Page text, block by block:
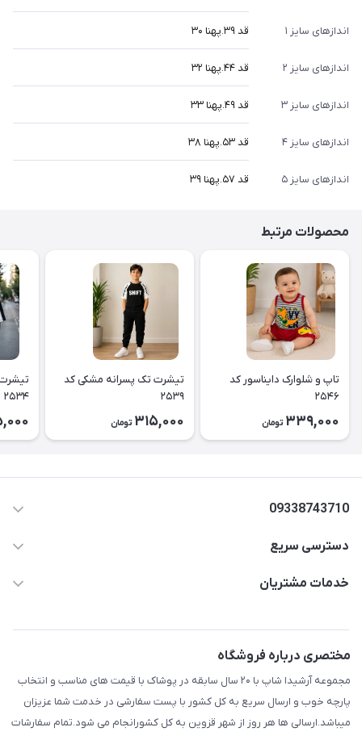
اندازهای سایز ۱ قد ۳۹.پهنا ۳۰
اندازهای سایز ۲ قد ۴۴.پهنا ۳۲
اندازهای سایز ۳ قد ۴۹.پهنا ۳۳
اندازهای سایز ۴ قد ۵۳.پهنا ۳۸
اندازهای سایز ۵ قد ۵۷.پهنا ۳۹
محصولات مرتبط
تاپ و شلوارک دایناسور کد
۲۵۴۶
339,000 تومان
تیشرت تک پسرانه مشکی کد
۲۵۳۹
315,000 تومان
۲۵۳۴
09338743710
دسترسی سریع
حساب کاربری
لیست محصولات
درباره ما
تماس با ما
خدمات مشتریان
مختصری درباره فروشگاه
مجموعه آرشیدا شاپ با ۲۰ سال سابقه در پوشاک با قیمت های مناسب و انتخاب
پارچه خوب و ارسال سریع به کل کشور با پست سفارشی در خدمت شما عزیزان
میباشد.ارسالی ها هر روز از شهر قزوین به کل کشورانجام می شود.تمام سفارشات